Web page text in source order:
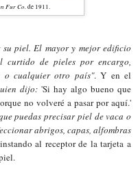
Fur Co. de 1911.
su piel. El mayor y mejor edificio
curtido de pieles por encargo,
o cualquier otro país". Y en el
dijo: 'Si hay algo bueno que
no volveré a pasar por aquí.'
puedas precisar piel de vaca o
abrigos, capas, alfombras
al receptor de la tarjeta a